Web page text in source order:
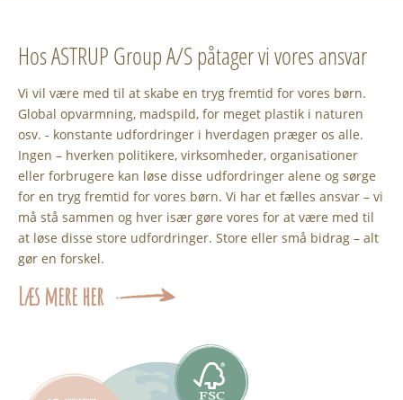
Hos ASTRUP Group A/S påtager vi vores ansvar
Vi vil være med til at skabe en tryg fremtid for vores børn.
Global opvarmning, madspild, for meget plastik i naturen
osv. - konstante udfordringer i hverdagen præger os alle.
Ingen – hverken politikere, virksomheder, organisationer
eller forbrugere kan løse disse udfordringer alene og sørge
for en tryg fremtid for vores børn. Vi har et fælles ansvar – vi
må stå sammen og hver især gøre vores for at være med til
at løse disse store udfordringer. Store eller små bidrag – alt
gør en forskel.
Læs mere her